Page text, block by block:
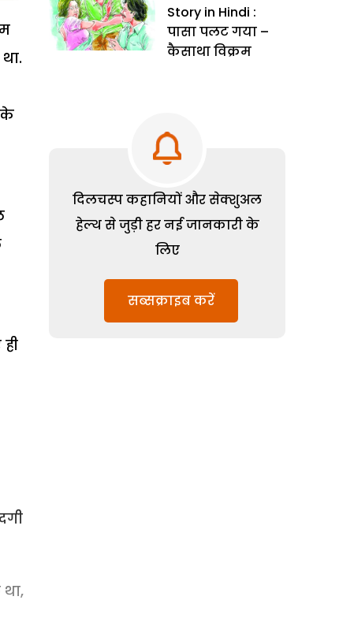
के
Story in Hindi :
पासा पलट गया –
कैसाथा विक्रम
दिलचस्प कहानियों और सेक्शुअल
हेल्थ से जुड़ी हर नई जानकारी के
लिए
सब्सक्राइब करें